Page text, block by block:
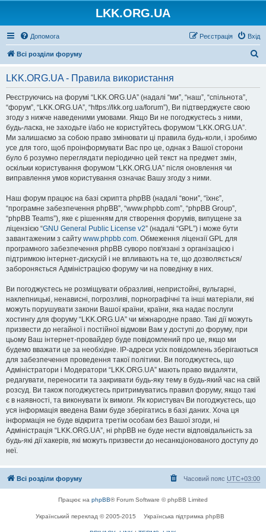
LKK.ORG.UA
Допомога Вхід
Реєстрація
Всі розділи форуму
LKK.ORG.UA - Правила використання
Реєструючись на форумі “LKK.ORG.UA” (надалі “ми”, “наш”, “спільнота”,
“форум”, “LKK.ORG.UA”, “https://lkk.org.ua/forum”), Ви підтверджуєте свою
згоду з нижче наведеними умовами. Якщо Ви не погоджуєтесь з ними,
будь-ласка, не заходьте і/або не користуйтесь форумом “LKK.ORG.UA”.
Ми залишаємо за собою право змінювати ці правила будь-коли, і зробимо
усе для того, щоб проінформувати Вас про це, однак з Вашої сторони
було б розумно переглядати періодично цей текст на предмет змін,
оскільки користування форумом “LKK.ORG.UA” після оновлення чи
виправлення умов користування означає Вашу згоду з ними.
Наш форум працює на базі скрипта phpBB (надалі “вони”, “їхнє”,
“програмне забезпечення phpBB”, “www.phpbb.com”, “phpBB Group”,
“phpBB Teams”), яке є рішенням для створення форумів, випущене за
ліцензією “GNU General Public License v2” (надалі “GPL”) і може бути
завантаженим з сайту www.phpbb.com. Обмеження ліцензії GPL для
програмного забезпечення phpBB суворо пов'язані з організацією і
підтримкою інтернет-дискусій і не впливають на те, що дозволяється/
забороняється Адміністрацією форуму чи на поведінку в них.
Ви погоджуєтесь не розміщувати образливі, непристойні, вульгарні,
наклепницькі, ненависні, погрозливі, порнографічні та інші матеріали, які
можуть порушувати закони Вашої країни, країни, яка надає послуги
хостингу для форуму “LKK.ORG.UA” чи міжнародне право. Такі дії можуть
призвести до негайної і постійної відмови Вам у доступі до форуму, при
цьому Ваш інтернет-провайдер буде повідомлений про це, якщо ми
будемо вважати це за необхідне. IP-адреси усіх повідомлень зберігаються
для забезпечення проведення такої політики. Ви погоджуєтесь, що
Адміністратори і Модератори “LKK.ORG.UA” мають право видаляти,
редагувати, переносити та закривати будь-яку тему в будь-який час на свій
розсуд. Ви також погоджуєтесь притримуватись правил форуму, якщо такі
є в наявності, та виконувати їх вимоги. Як користувач Ви погоджуєтесь, що
уся інформація введена Вами буде зберігатись в базі даних. Хоча ця
інформація не буде відкрита третім особам без Вашої згоди, ні
Адміністрація “LKK.ORG.UA”, ні phpBB не буде нести відповідальність за
будь-які дії хакерів, які можуть призвести до несанкціонованого доступу до
неї.
Всі розділи форуму Часовий пояс UTC+03:00
Працює на phpBB® Forum Software © phpBB Limited
Український переклад © 2005-2015 Українська підтримка phpBB